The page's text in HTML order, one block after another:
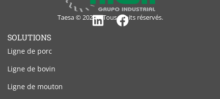
Taesa © 2024 – Tous droits réservés.
SOLUTIONS
Ligne de porc
Ligne de bovin
Ligne de mouton